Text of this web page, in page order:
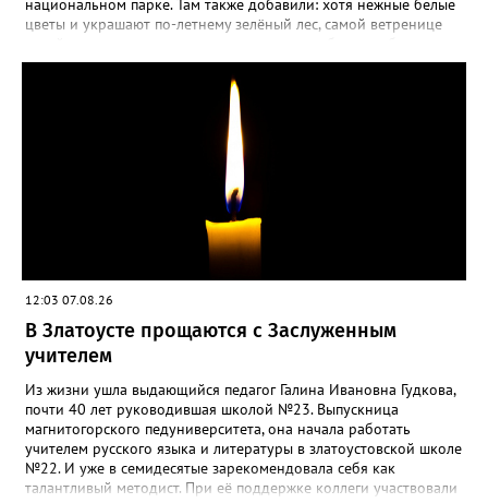
национальном парке. Там также добавили: хотя нежные белые
цветы и украшают по-летнему зелёный лес, самой ветренице
силы перед долгой зимовкой.
12:03 07.08.26
В Златоусте прощаются с Заслуженным
учителем
Из жизни ушла выдающийся педагог Галина Ивановна Гудкова,
почти 40 лет руководившая школой №23. Выпускница
магнитогорского педуниверситета, она начала работать
учителем русского языка и литературы в златоустовской школе
№22. И уже в семидесятые зарекомендовала себя как
талантливый методист. При её поддержке коллеги участвовали